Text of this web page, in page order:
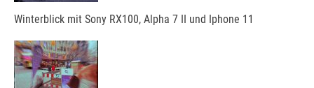
Winterblick mit Sony RX100, Alpha 7 II und Iphone 11